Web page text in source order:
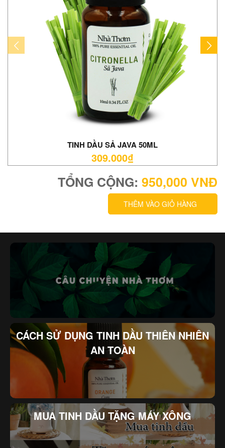
TINH DẦU SẢ JAVA 50ML
309.000₫
TỔNG CỘNG: 950,000 VNĐ
THÊM VÀO GIỎ HÀNG
CÁCH SỬ DỤNG TINH DẦU THIÊN NHIÊN
AN TOÀN
MUA TINH DẦU TẶNG MÁY XÔNG